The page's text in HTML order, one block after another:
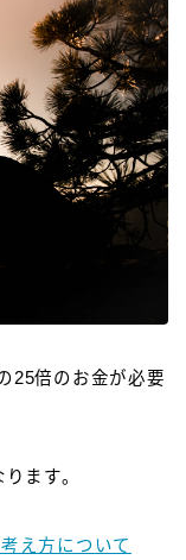
25倍のお金が必要
ます。
え方について